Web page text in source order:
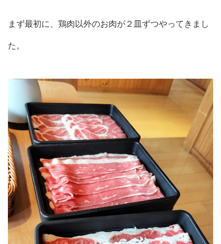
まず最初に、鶏肉以外のお肉が２皿ずつやってきまし
た。